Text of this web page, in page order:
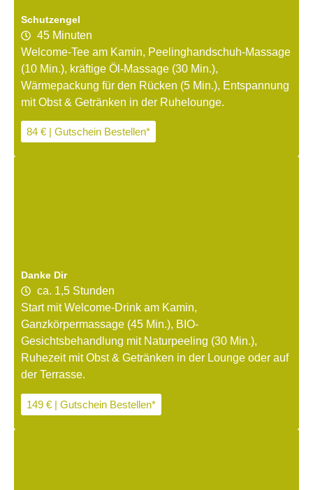
Schutzengel
45 Minuten
Welcome-Tee am Kamin, Peelinghandschuh-Massage
(10 Min.), kräftige Öl-Massage (30 Min.),
Wärmepackung für den Rücken (5 Min.), Entspannung
mit Obst & Getränken in der Ruhelounge.
84 € | Gutschein Bestellen*
Danke Dir
ca. 1,5 Stunden
Start mit Welcome-Drink am Kamin,
Ganzkörpermassage (45 Min.), BIO-
Gesichtsbehandlung mit Naturpeeling (30 Min.),
Ruhezeit mit Obst & Getränken in der Lounge oder auf
der Terrasse.
149 € | Gutschein Bestellen*